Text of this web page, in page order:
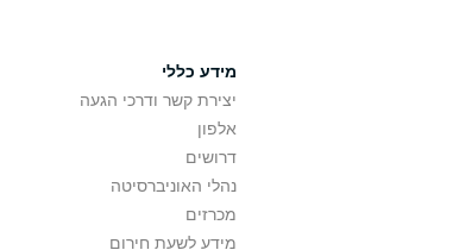
מידע כללי
יצירת קשר ודרכי הגעה
אלפון
דרושים
נהלי האוניברסיטה
מכרזים
מידע לשעת חירום